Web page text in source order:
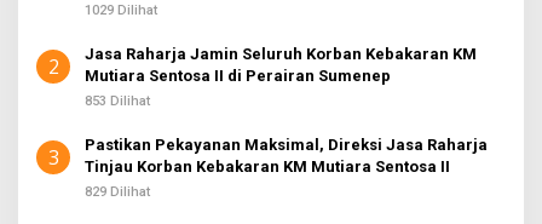
1029 Dilihat
2
Jasa Raharja Jamin Seluruh Korban Kebakaran KM
Mutiara Sentosa II di Perairan Sumenep
853 Dilihat
3
Pastikan Pekayanan Maksimal, Direksi Jasa Raharja
Tinjau Korban Kebakaran KM Mutiara Sentosa II
829 Dilihat